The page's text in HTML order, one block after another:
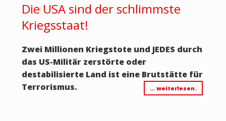
Die USA sind der schlimmste
Kriegsstaat!
Zwei Millionen Kriegstote und JEDES durch
das US-Militär zerstörte oder
destabilisierte Land ist eine Brutstätte für
Terrorismus.
… weiterlesen.